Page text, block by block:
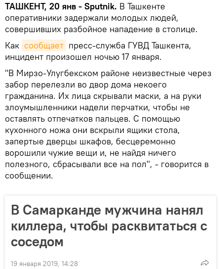
ТАШКЕНТ, 20 янв - Sputnik. В Ташкенте
оперативники задержали молодых людей,
совершивших разбойное нападение в столице.
Как сообщает пресс-служба ГУВД Ташкента,
инцидент произошел ночью 17 января.
"В Мирзо-Улугбекском районе неизвестные через
забор перелезли во двор дома некоего
гражданина. Их лица скрывали маски, а на руки
злоумышленники надели перчатки, чтобы не
оставлять отпечатков пальцев. С помощью
кухонного ножа они вскрыли ящики стола,
запертые дверцы шкафов, бесцеремонно
ворошили чужие вещи и, не найдя ничего
полезного, сбрасывали все на пол", - говорится в
сообщении.
В Самарканде мужчина нанял
киллера, чтобы расквитаться с
соседом
19 января 2019, 14:28